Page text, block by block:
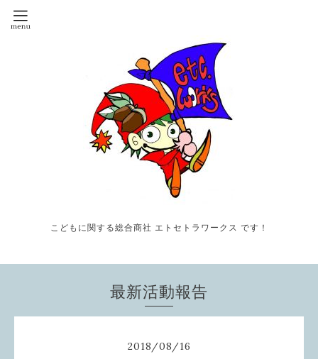
こどもに関する総合商社 エトセトラワークス です！
最新活動報告
2018/08/16